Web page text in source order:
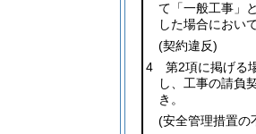
て「一般工事」
した場合におい
(契約違反)
4 第2項に掲げる
し、工事の請負
き。
(安全管理措置の